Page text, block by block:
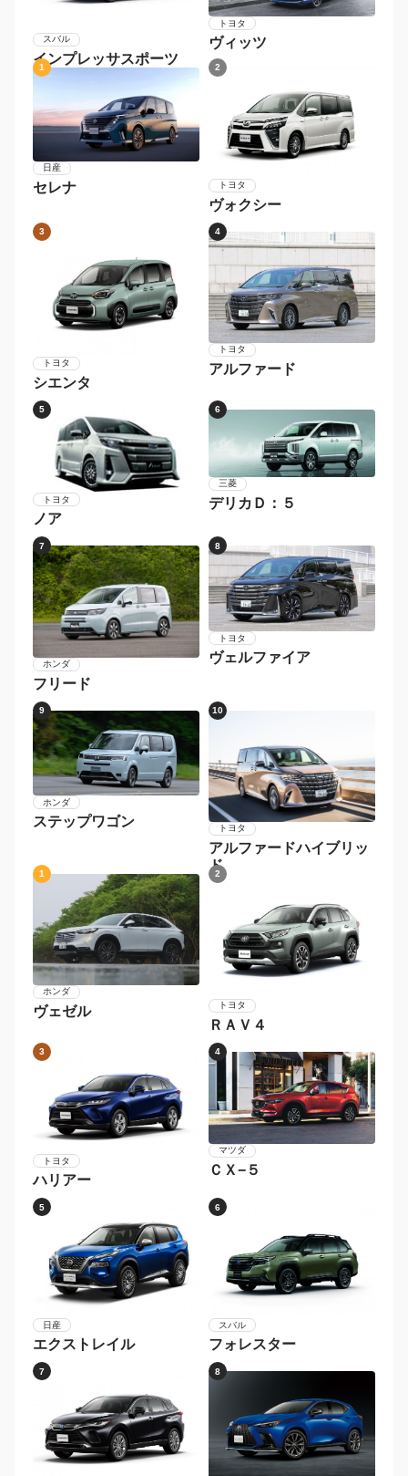
スバル
インプレッサスポーツ
トヨタ
ヴィッツ
1
日産
セレナ
2
トヨタ
ヴォクシー
3
トヨタ
シエンタ
4
トヨタ
アルファード
5
トヨタ
ノア
6
三菱
デリカＤ：５
7
ホンダ
フリード
8
トヨタ
ヴェルファイア
9
ホンダ
ステップワゴン
10
トヨタ
アルファードハイブリッ
ド
1
ホンダ
ヴェゼル
2
トヨタ
ＲＡＶ４
3
トヨタ
ハリアー
4
マツダ
ＣＸ−５
5
日産
エクストレイル
6
スバル
フォレスター
7 8